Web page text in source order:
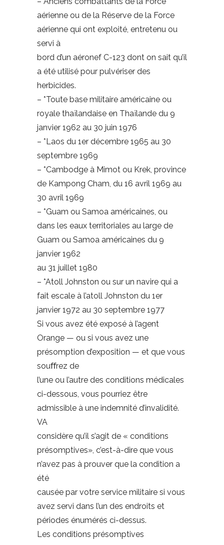
aérienne ou de la Réserve de la Force
aérienne qui ont exploité, entretenu ou
servi à
bord d’un aéronef C-123 dont on sait qu’il
a été utilisé pour pulvériser des
herbicides.
– *Toute base militaire américaine ou
royale thaïlandaise en Thaïlande du 9
janvier 1962 au 30 juin 1976
– *Laos du 1er décembre 1965 au 30
septembre 1969
– *Cambodge à Mimot ou Krek, province
de Kampong Cham, du 16 avril 1969 au
30 avril 1969
– *Guam ou Samoa américaines, ou
dans les eaux territoriales au large de
Guam ou Samoa américaines du 9
janvier 1962
au 31 juillet 1980
– *Atoll Johnston ou sur un navire qui a
fait escale à l’atoll Johnston du 1er
janvier 1972 au 30 septembre 1977
Si vous avez été exposé à l’agent
Orange — ou si vous avez une
présomption d’exposition — et que vous
souﬀrez de
l’une ou l’autre des conditions médicales
ci-dessous, vous pourriez être
admissible à une indemnité d’invalidité.
VA
considère qu’il s’agit de « conditions
présomptives», c’est-à-dire que vous
n’avez pas à prouver que la condition a
été
causée par votre service militaire si vous
avez servi dans l’un des endroits et
périodes énumérés ci-dessus.
Les conditions présomptives